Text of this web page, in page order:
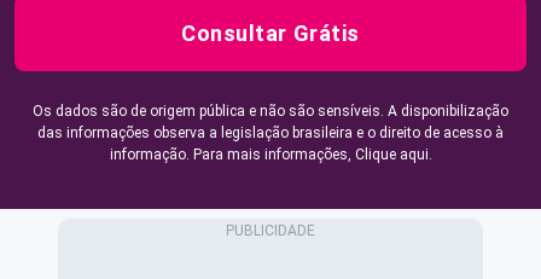
Consultar Grátis
Os dados são de origem pública e não são sensíveis. A disponibilização
das informações observa a legislação brasileira e o direito de acesso à
informação. Para mais informações, Clique aqui.